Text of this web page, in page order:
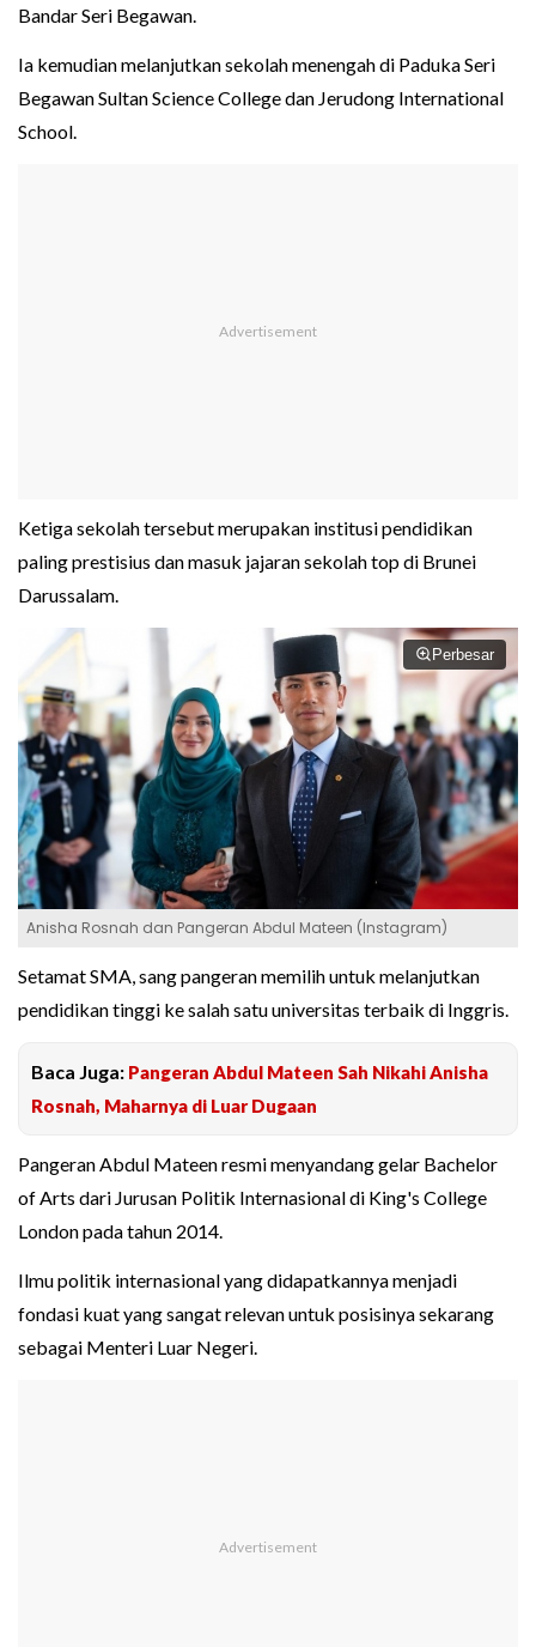
Bandar Seri Begawan.
Ia kemudian melanjutkan sekolah menengah di Paduka Seri
Begawan Sultan Science College dan Jerudong International
School.
Ketiga sekolah tersebut merupakan institusi pendidikan
paling prestisius dan masuk jajaran sekolah top di Brunei
Darussalam.
Perbesar
Anisha Rosnah dan Pangeran Abdul Mateen (Instagram)
Setamat SMA, sang pangeran memilih untuk melanjutkan
pendidikan tinggi ke salah satu universitas terbaik di Inggris.
Baca Juga: Pangeran Abdul Mateen Sah Nikahi Anisha
Rosnah, Maharnya di Luar Dugaan
Pangeran Abdul Mateen resmi menyandang gelar Bachelor
of Arts dari Jurusan Politik Internasional di King's College
London pada tahun 2014.
Ilmu politik internasional yang didapatkannya menjadi
fondasi kuat yang sangat relevan untuk posisinya sekarang
sebagai Menteri Luar Negeri.